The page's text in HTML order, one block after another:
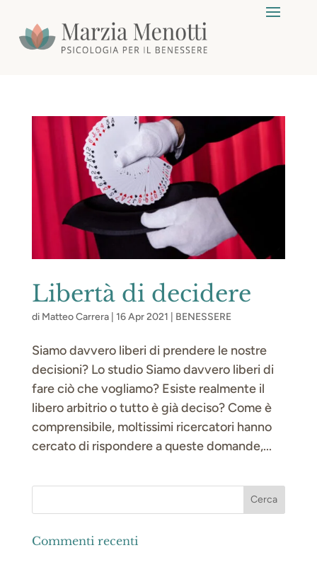
Libertà di decidere
di Matteo Carrera| 16 Apr 2021 BENESSERE
Siamo davvero liberi di prendere le nostre
decisioni? Lo studio Siamo davvero liberi di
fare ciò che vogliamo? Esiste realmente il
libero arbitrio o tutto è già deciso? Come è
comprensibile, moltissimi ricercatori hanno
cercato di rispondere a queste domande,...
Commenti recenti